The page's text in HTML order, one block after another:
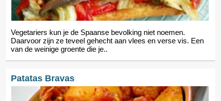
Vegetariers kun je de Spaanse bevolking niet noemen.
Daarvoor zijn ze teveel gehecht aan vlees en verse vis. Een
van de weinige groente die je..
Patatas Bravas